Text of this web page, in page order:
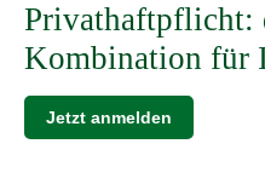
Privathaftpflicht:
Kombination für
Jetzt anmelden